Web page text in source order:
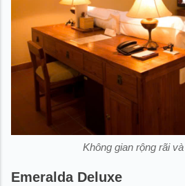
Không gian rộng rãi
Emeralda Deluxe